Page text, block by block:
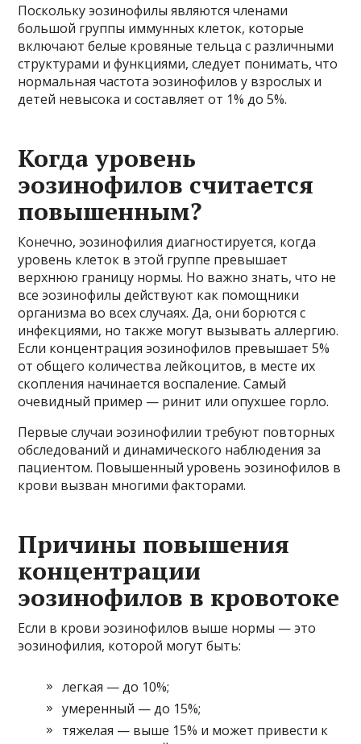
Поскольку эозинофилы являются членами
большой группы иммунных клеток, которые
включают белые кровяные тельца с различными
структурами и функциями, следует понимать, что
нормальная частота эозинофилов у взрослых и
детей невысока и составляет от 1% до 5%.
Когда уровень
эозинофилов считается
повышенным?
Конечно, эозинофилия диагностируется, когда
уровень клеток в этой группе превышает
верхнюю границу нормы. Но важно знать, что не
все эозинофилы действуют как помощники
организма во всех случаях. Да, они борются с
инфекциями, но также могут вызывать аллергию.
Если концентрация эозинофилов превышает 5%
от общего количества лейкоцитов, в месте их
скопления начинается воспаление. Самый
очевидный пример — ринит или опухшее горло.
Первые случаи эозинофилии требуют повторных
обследований и динамического наблюдения за
пациентом. Повышенный уровень эозинофилов в
крови вызван многими факторами.
Причины повышения
концентрации
эозинофилов в кровотоке
Если в крови эозинофилов выше нормы — это
эозинофилия, которой могут быть:
легкая — до 10%;
умеренный — до 15%;
тяжелая — выше 15% и может привести к